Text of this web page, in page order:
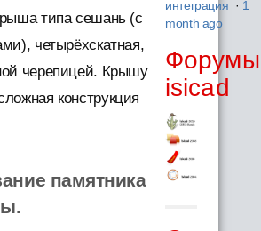
типа сешань (с
четырёхскатная,
черепицей. Крышу
конструкция
памятника
интеграция · 1
month ago
Форумы
isicad